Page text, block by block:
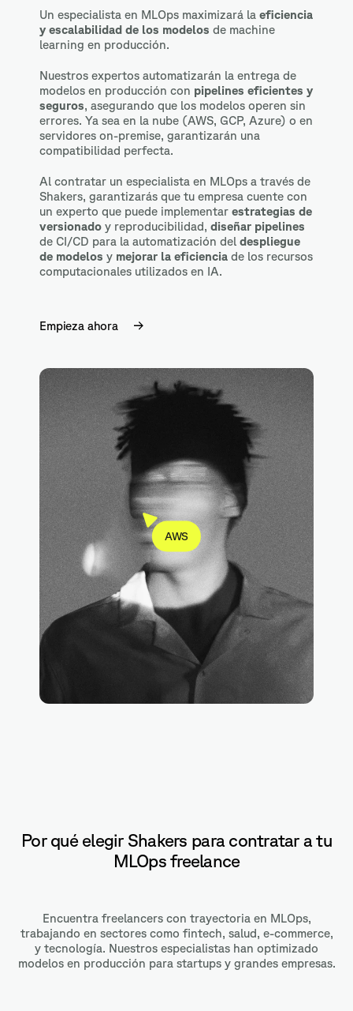
Un especialista en MLOps maximizará la eficiencia
y escalabilidad de los modelos de machine
learning en producción.
Nuestros expertos automatizarán la entrega de
modelos en producción con pipelines eficientes y
seguros, asegurando que los modelos operen sin
errores. Ya sea en la nube (AWS, GCP, Azure) o en
servidores on-premise, garantizarán una
compatibilidad perfecta.
Al contratar un especialista en MLOps a través de
Shakers, garantizarás que tu empresa cuente con
un experto que puede implementar estrategias de
versionado y reproducibilidad, diseñar pipelines
de CI/CD para la automatización del despliegue
de modelos y mejorar la eficiencia de los recursos
computacionales utilizados en IA.
Empieza ahora
AWS
Por qué elegir Shakers para contratar a tu
MLOps freelance
Encuentra freelancers con trayectoria en MLOps,
trabajando en sectores como fintech, salud, e-commerce,
y tecnología. Nuestros especialistas han optimizado
modelos en producción para startups y grandes empresas.